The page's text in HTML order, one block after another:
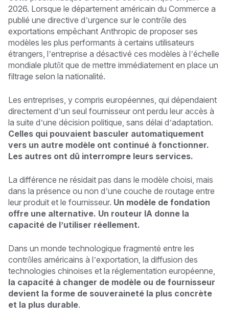
2026. Lorsque le département américain du Commerce a
publié une directive d’urgence sur le contrôle des
exportations empêchant Anthropic de proposer ses
modèles les plus performants à certains utilisateurs
étrangers, l’entreprise a désactivé ces modèles à l’échelle
mondiale plutôt que de mettre immédiatement en place un
filtrage selon la nationalité.
Les entreprises, y compris européennes, qui dépendaient
directement d’un seul fournisseur ont perdu leur accès à
la suite d’une décision politique, sans délai d’adaptation.
Celles qui pouvaient basculer automatiquement
vers un autre modèle ont continué à fonctionner.
Les autres ont dû interrompre leurs services.
La différence ne résidait pas dans le modèle choisi, mais
dans la présence ou non d’une couche de routage entre
leur produit et le fournisseur. Un modèle de fondation
offre une alternative. Un routeur IA donne la
capacité de l’utiliser réellement.
Dans un monde technologique fragmenté entre les
contrôles américains à l’exportation, la diffusion des
technologies chinoises et la réglementation européenne,
la capacité à changer de modèle ou de fournisseur
devient la forme de souveraineté la plus concrète
et la plus durable.